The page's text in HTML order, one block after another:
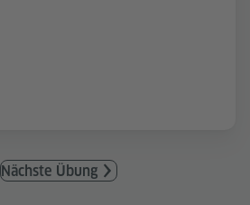
Nächste Übung